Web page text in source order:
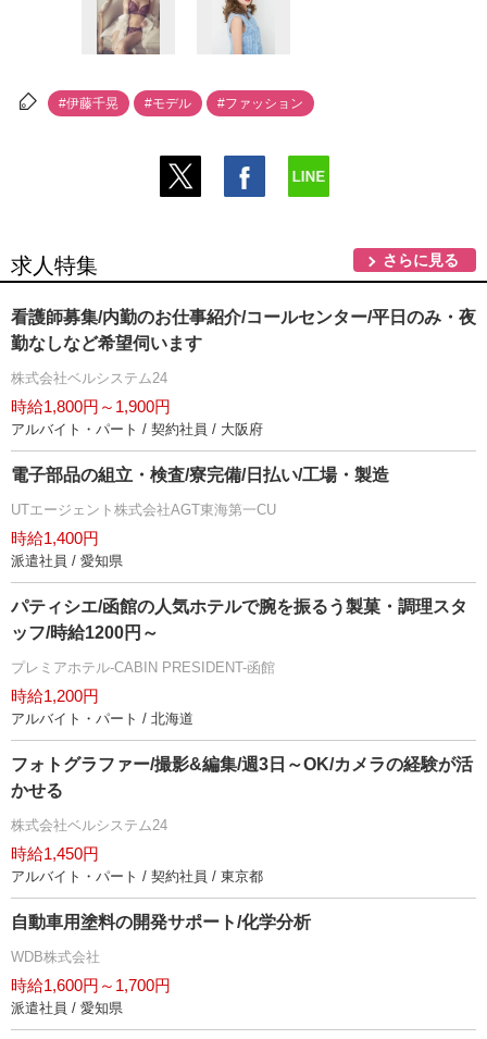
#伊藤千晃 #モデル #ファッション
求人特集 さらに見る
看護師募集/内勤のお仕事紹介/コールセンター/平日のみ・夜
勤なしなど希望伺います
株式会社ベルシステム24
時給1,800円～1,900円
アルバイト・パート / 契約社員 / 大阪府
電子部品の組立・検査/寮完備/日払い/工場・製造
UTエージェント株式会社AGT東海第一CU
時給1,400円
派遣社員 / 愛知県
パティシエ/函館の人気ホテルで腕を振るう製菓・調理スタ
ッフ/時給1200円～
プレミアホテル-CABIN PRESIDENT-函館
時給1,200円
アルバイト・パート / 北海道
フォトグラファー/撮影&編集/週3日～OK/カメラの経験が活
かせる
株式会社ベルシステム24
時給1,450円
アルバイト・パート / 契約社員 / 東京都
自動車用塗料の開発サポート/化学分析
WDB株式会社
時給1,600円～1,700円
派遣社員 / 愛知県